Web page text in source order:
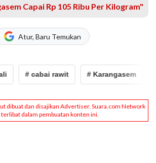
Capai Rp 105 Ribu Per Kilogram"
Atur, Baru Temukan
# cabai rawit # Karangasem